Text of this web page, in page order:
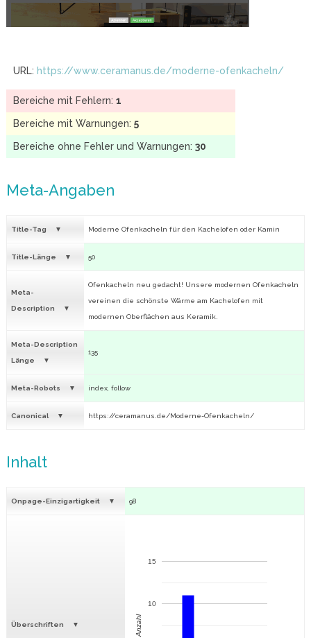
URL: https://www.ceramanus.de/moderne-ofenkacheln/
Bereiche mit Fehlern: 1
Bereiche mit Warnungen: 5
Bereiche ohne Fehler und Warnungen: 30
Meta-Angaben
Title-Tag Moderne Ofenkacheln für den Kachelofen oder Kamin
Title-Länge 50
Meta-
Description
Ofenkacheln neu gedacht! Unsere modernen Ofenkacheln
vereinen die schönste Wärme am Kachelofen mit
modernen Oberflächen aus Keramik.
Meta-Description
Länge
135
Meta-Robots index, follow
Canonical https://ceramanus.de/Moderne-Ofenkacheln/
Inhalt
Onpage-Einzigartigkeit 98
Überschriften
10
15
Anzahl